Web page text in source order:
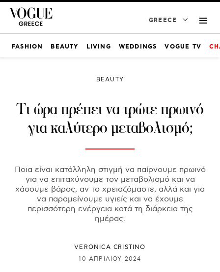
GREECE
FASHION BEAUTY LIVING WEDDINGS VOGUE TV
BEAUTY
Τι ώρα πρέπει να τρώτε πρωινό
για καλύτερο μεταβολισμό;
Ποια είναι κατάλληλη στιγμή να παίρνουμε πρωινό
για να επιταχύνουμε τον μεταβολισμό και να
χάσουμε βάρος, αν το χρειαζόμαστε, αλλά και για
να παραμείνουμε υγιείς και να έχουμε
περισσότερη ενέργεια κατά τη διάρκεια της
ημέρας.
VERONICA CRISTINO
10 ΑΠΡΙΛΊΟΥ 2024